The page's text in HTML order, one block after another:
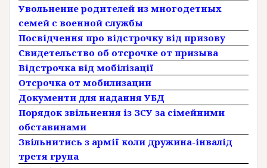
Увольнение родителей из многодетных
семей с военной службы
Посвідчення про відстрочку від призову
Свидетельство об отсрочке от призыва
Відстрочка від мобілізації
Отсрочка от мобилизации
Документи для надання УБД
Порядок звільнення із ЗСУ за сімейними
обставинами
Звільнитись з армії коли дружина-інвалід
третя група